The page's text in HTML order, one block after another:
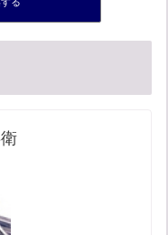
る！